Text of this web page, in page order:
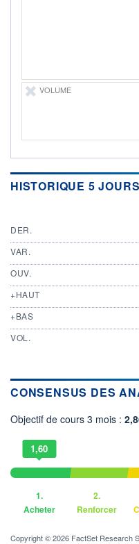
ÉLIGIBILITÉ
Non éligible
VOLUME
HISTORIQUE 5 JOURS
DER.
VAR.
OUV.
+HAUT
+BAS
VOL.
CONSENSUS DES
Objectif de cours 3 mois :
1,60
1.
Acheter
2.
Renforcer
Copyright © 2026 FactSet Research